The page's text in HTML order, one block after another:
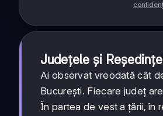
Județele și
Ai observat vreodată cât
București. Fiecare județ
În partea de vest a țării, în